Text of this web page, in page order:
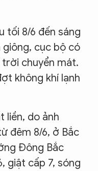
tối 8/6 đến sáng
giông, cục bộ có
chuyển mát.
không khí lạnh
liền, do ảnh
đêm 8/6, ở Bắc
Đông Bắc
giật cấp 7, sóng